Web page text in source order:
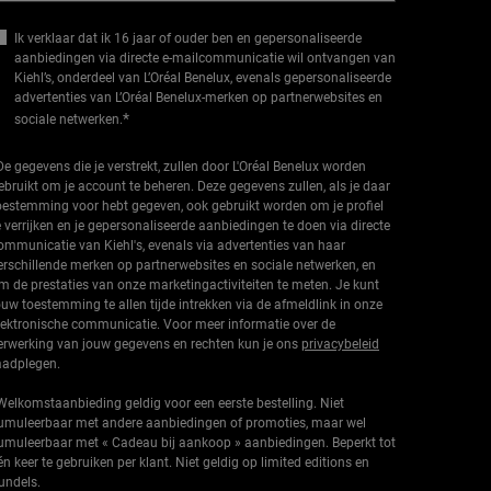
Ik verklaar dat ik 16 jaar of ouder ben en gepersonaliseerde
aanbiedingen via directe e-mailcommunicatie wil ontvangen van
Kiehl’s, onderdeel van L’Oréal Benelux, evenals gepersonaliseerde
advertenties van L’Oréal Benelux-merken op partnerwebsites en
sociale netwerken.*
gegevens die je verstrekt, zullen door L'Oréal Benelux worden
om je account te beheren. Deze gegevens zullen, als je daar
voor hebt gegeven, ook gebruikt worden om je profiel
verrijken en je gepersonaliseerde aanbiedingen te doen via directe
van Kiehl's, evenals via advertenties van haar
merken op partnerwebsites en sociale netwerken, en
de prestaties van onze marketingactiviteiten te meten. Je kunt
toestemming te allen tijde intrekken via de afmeldlink in onze
communicatie. Voor meer informatie over de
van jouw gegevens en rechten kun je ons privacybeleid
geldig voor een eerste bestelling. Niet
met andere aanbiedingen of promoties, maar wel
met « Cadeau bij aankoop » aanbiedingen. Beperkt tot
keer te gebruiken per klant. Niet geldig op limited editions en